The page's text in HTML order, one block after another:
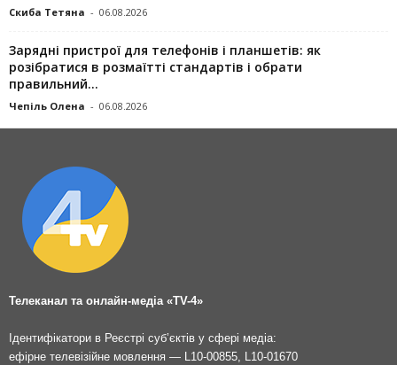
Скиба Тетяна - 06.08.2026
Зарядні пристрої для телефонів і планшетів: як
розібратися в розмаїтті стандартів і обрати
правильний...
Чепіль Олена - 06.08.2026
Телеканал та онлайн-медіа «TV-4»
Ідентифікатори в Реєстрі суб’єктів у сфері медіа:
ефірне телевізійне мовлення — L10-00855, L10-01670